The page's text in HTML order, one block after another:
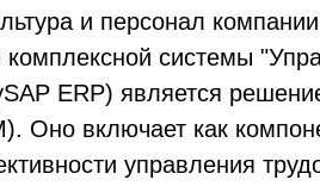
и персонал
комплексной системы
ERP) является
Оно включает как
управления